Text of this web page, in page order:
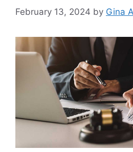
February 13, 2024 by Gina